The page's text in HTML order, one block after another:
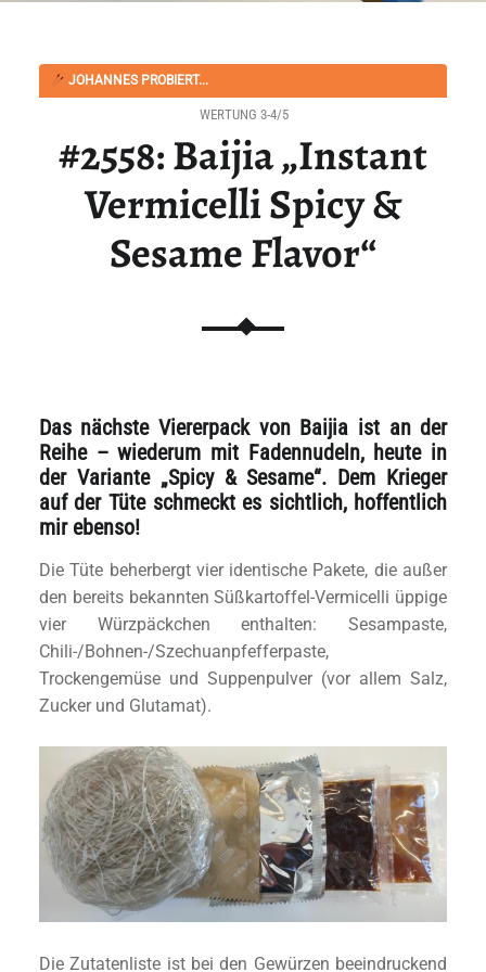
JOHANNES PROBIERT...
#2558: Baijia „Instant
Vermicelli Spicy &
Sesame Flavor“
WERTUNG 3-4/5
Das nächste Viererpack von Baijia ist an der
Reihe – wiederum mit Fadennudeln, heute in
der Variante „Spicy & Sesame“. Dem Krieger
auf der Tüte schmeckt es sichtlich, hoffentlich
mir ebenso!
Die Tüte beherbergt vier identische Pakete, die außer
den bereits bekannten Süßkartoffel-Vermicelli üppige
vier Würzpäckchen enthalten: Sesampaste,
Chili-/Bohnen-/Szechuanpfefferpaste,
Trockengemüse und Suppenpulver (vor allem Salz,
Zucker und Glutamat).
Die Zutatenliste ist bei den Gewürzen beeindruckend